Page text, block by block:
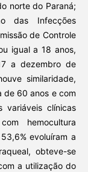
norte do Paraná;
das Infecções
de Controle
igual a 18 anos,
a dezembro de
similaridade,
de 60 anos e com
variáveis clínicas
hemocultura
evoluíram a
obteve-se
a utilização do